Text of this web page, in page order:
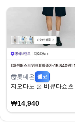
롯데온 펨코
지오다노 쿨 버뮤다쇼츠
₩14,940